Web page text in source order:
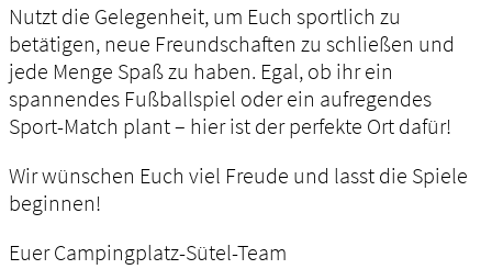
Nutzt die Gelegenheit, um Euch sportlich zu
betätigen, neue Freundschaften zu schließen und
jede Menge Spaß zu haben. Egal, ob ihr ein
spannendes Fußballspiel oder ein aufregendes
Sport-Match plant – hier ist der perfekte Ort dafür!
Wir wünschen Euch viel Freude und lasst die Spiele
beginnen!
Euer Campingplatz-Sütel-Team